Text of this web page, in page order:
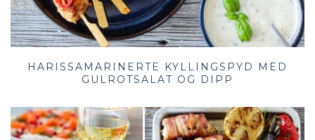
HARISSAMARINERTE KYLLINGSPYD MED
GULROTSALAT OG DIPP